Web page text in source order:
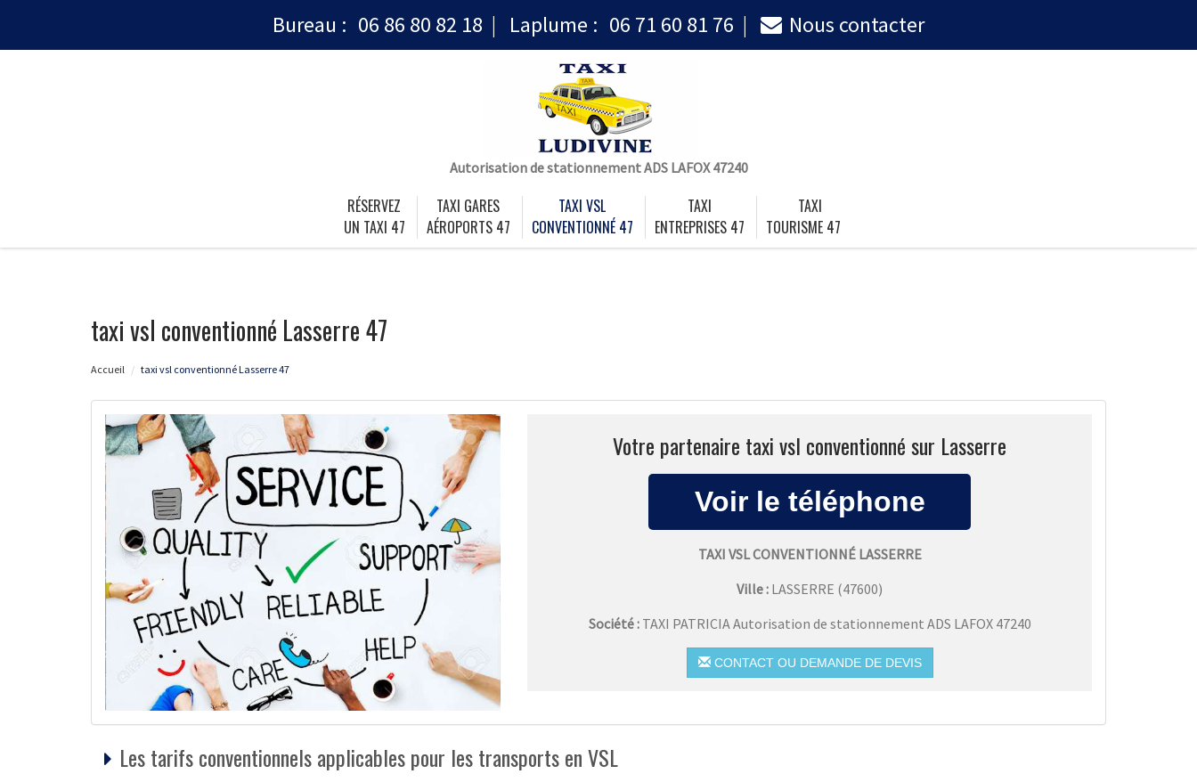
Bureau : 06 86 80 82 18 Laplume : 06 71 60 81 76 Nous contacter
Autorisation de stationnement ADS LAFOX 47240
RÉSERVEZ
UN TAXI 47
TAXI GARES
AÉROPORTS 47
TAXI VSL
CONVENTIONNÉ 47
TAXI
ENTREPRISES 47
TAXI
TOURISME 47
taxi vsl conventionné Lasserre 47
Accueil taxi vsl conventionné Lasserre 47
Votre partenaire taxi vsl conventionné sur Lasserre
TAXI VSL CONVENTIONNÉ LASSERRE
Ville : LASSERRE (47600)
Société : TAXI PATRICIA Autorisation de stationnement ADS LAFOX 47240
CONTACT OU DEMANDE DE DEVIS
Les tarifs conventionnels applicables pour les transports en VSL